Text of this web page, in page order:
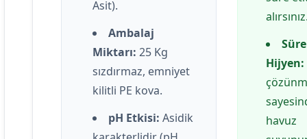
Asit).
Ambalaj
Miktarı: 25 Kg
sızdırmaz, emniyet
kilitli PE kova.
pH Etkisi: Asidik
Hijyen:
havuz